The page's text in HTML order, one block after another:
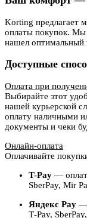
Korting предлагает
оплаты покупок. Мы
нашел оптимальный
Доступные
Оплата при
Выбирайте этот
нашей курьерской
оплату наличными
документы и чеки
Онлайн-оплата
Оплачивайте
T-Pay —
SberPay, Mir
Яндекс Pay —
T‑Pay,